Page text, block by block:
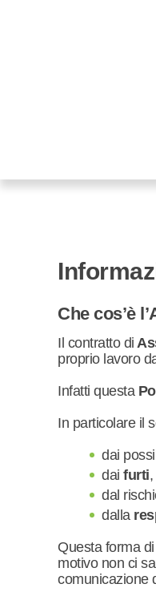
Che cos’è
Il contratto di
proprio lavoro
Infatti questa
In particolare il
dai
dai furti,
dal
dalla
Questa forma
motivo non ci
comunicazione